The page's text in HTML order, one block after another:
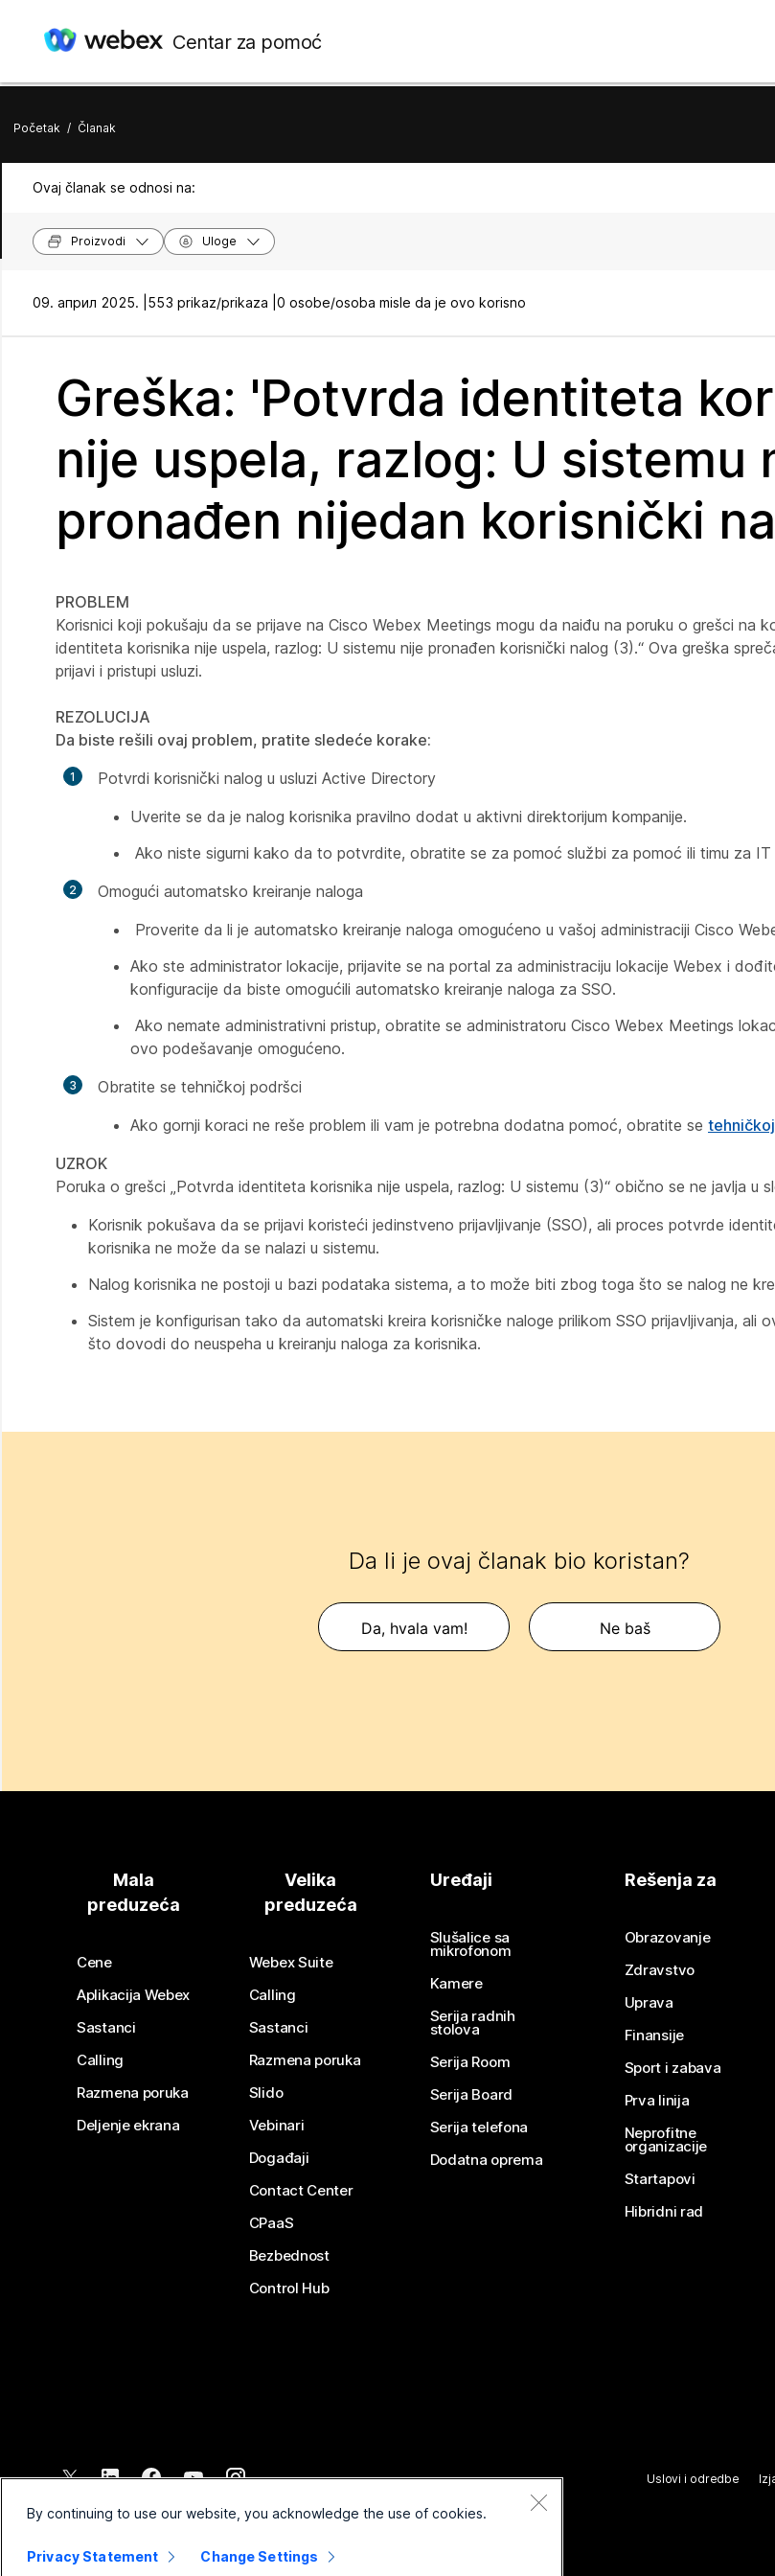
Centar za pomoć
Početak / Članak
Ovaj članak se odnosi na:
Proizvodi Uloge
09. април 2025. | 553 prikaz/prikaza | 0 osobe/osoba misle da je ovo korisno
Greška: 'Potvrda identiteta
nije uspela, razlog: U sistemu
pronađen nijedan korisnički
PROBLEM
Korisnici koji pokušaju da se prijave na Cisco Webex Meetings mogu da naiđu na poruku o grešci na
identiteta korisnika nije uspela, razlog: U sistemu nije pronađen korisnički nalog (3).“ Ova greška
prijavi i pristupi usluzi.
REZOLUCIJA
Da biste rešili ovaj problem, pratite sledeće korake:
Potvrdi korisnički nalog u usluzi Active Directory
Uverite se da je nalog korisnika pravilno dodat u aktivni direktorijum kompanije.
Ako niste sigurni kako da to potvrdite, obratite se za pomoć službi za pomoć ili timu za IT
Omogući automatsko kreiranje naloga
Proverite da li je automatsko kreiranje naloga omogućeno u vašoj administraciji Cisco
Ako ste administrator lokacije, prijavite se na portal za administraciju lokacije Webex i
konfiguracije da biste omogućili automatsko kreiranje naloga za SSO.
Ako nemate administrativni pristup, obratite se administratoru Cisco Webex Meetings
ovo podešavanje omogućeno.
Obratite se tehničkoj podršci
Ako gornji koraci ne reše problem ili vam je potrebna dodatna pomoć, obratite se
UZROK
Poruka o grešci „Potvrda identiteta korisnika nije uspela, razlog: U sistemu (3)“ obično se ne javlja u
Korisnik pokušava da se prijavi koristeći jedinstveno prijavljivanje (SSO), ali proces potvrde
korisnika ne može da se nalazi u sistemu.
Nalog korisnika ne postoji u bazi podataka sistema, a to može biti zbog toga što se nalog ne
Sistem je konfigurisan tako da automatski kreira korisničke naloge prilikom SSO prijavljivanja, ali
što dovodi do neuspeha u kreiranju naloga za korisnika.
Da li je ovaj članak bio koristan?
Da, hvala vam! Ne baš
Mala
preduzeća
Cene
Aplikacija Webex
Sastanci
Calling
Razmena poruka
Deljenje ekrana
Velika
preduzeća
Webex Suite
Calling
Sastanci
Razmena poruka
Slido
Vebinari
Događaji
Contact Center
CPaaS
Bezbednost
Control Hub
Uređaji
Slušalice sa
mikrofonom
Kamere
Serija radnih
stolova
Serija Room
Serija Board
Serija telefona
Dodatna oprema
Rešenja za
Obrazovanje
Zdravstvo
Uprava
Finansije
Sport i zabava
Prva linija
Neprofitne
organizacije
Startapovi
Hibridni rad
2026 Cisco i/ili povezana pravna lica. Sva prava zadržana.
Uslovi i odredbe
By continuing to use our website, you acknowledge the use of cookies.
Privacy Statement Change Settings